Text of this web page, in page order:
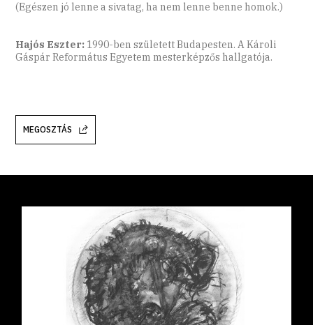
(Egészen jó lenne a sivatag, ha nem lenne benne homok.)
Hajós Eszter: 1990-ben született Budapesten. A Károli
Gáspár Református Egyetem mesterképzős hallgatója.
MEGOSZTÁS